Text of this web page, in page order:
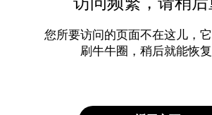
您所要访问的页面不在这儿，
刷牛牛圈，稍后就能恢